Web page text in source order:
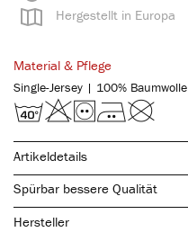
Hergestellt in Europa
Material & Pflege
Single-Jersey | 100% Baumwolle
Artikeldetails
Spürbar bessere Qualität
Hersteller